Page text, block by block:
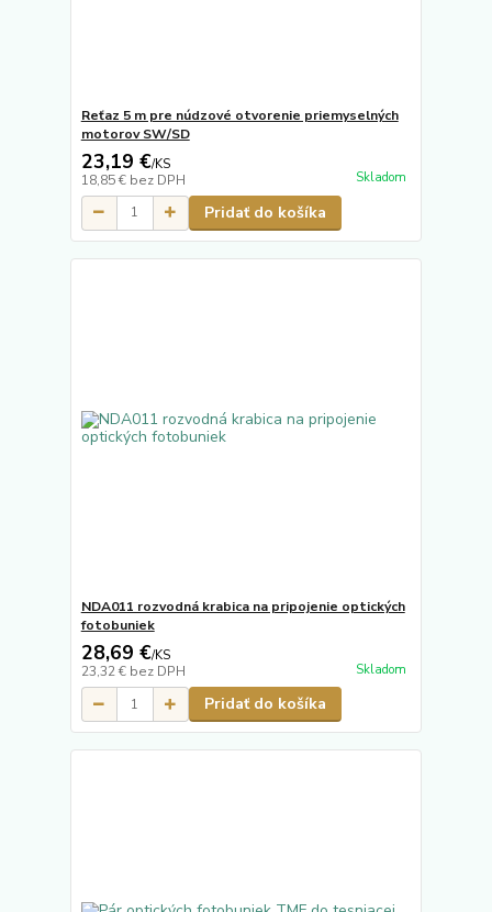
Reťaz 5 m pre núdzové otvorenie priemyselných
motorov SW/SD
23,19 €/KS
18,85 € bez DPH Skladom
Pridať do košíka
NDA011 rozvodná krabica na pripojenie optických
fotobuniek
28,69 €/KS
23,32 € bez DPH Skladom
Pridať do košíka